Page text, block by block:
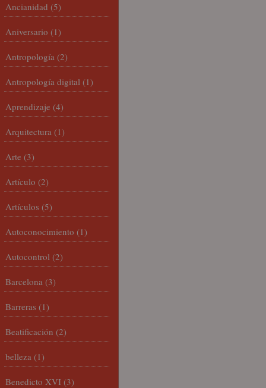
Ancianidad (5)
Aniversario (1)
Antropología (2)
Antropología digital (1)
Aprendizaje (4)
Arquitectura (1)
Arte (3)
Artículo (2)
Artículos (5)
Autoconocimiento (1)
Autocontrol (2)
Barcelona (3)
Barreras (1)
Beatificación (2)
belleza (1)
Benedicto XVI (3)